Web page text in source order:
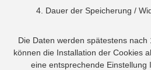
4. Dauer der Speicherung /
Die Daten werden spätestens
können die Installation der Cookies
eine entsprechende Einstellung